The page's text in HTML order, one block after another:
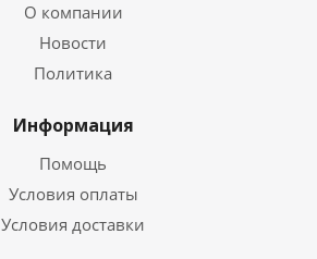
О компании
Новости
Политика
Информация
Помощь
Условия оплаты
Условия доставки